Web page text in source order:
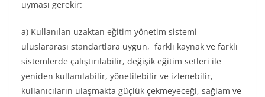
uyması gerekir:
a) Kullanılan uzaktan eğitim yönetim sistemi
uluslararası standartlara uygun, farklı kaynak ve farklı
sistemlerde çalıştırılabilir, değişik eğitim setleri ile
yeniden kullanılabilir, yönetilebilir ve izlenebilir,
kullanıcıların ulaşmakta güçlük çekmeyeceği, sağlam ve